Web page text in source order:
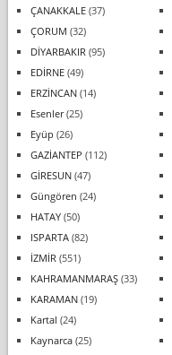
ÇANAKKALE(37)
ÇORUM (32)
DİYARBAKIR (95)
EDİRNE(49)
ERZİNCAN(14)
Esenler(25)
Eyüp (26)
GAZİANTEP (112)
GİRESUN(47)
Güngören (24)
HATAY(50)
ISPARTA(82)
İZMİR (551)
KAHRAMANMARAŞ(33)
KARAMAN(19)
Kartal (24)
Kaynarca(25)